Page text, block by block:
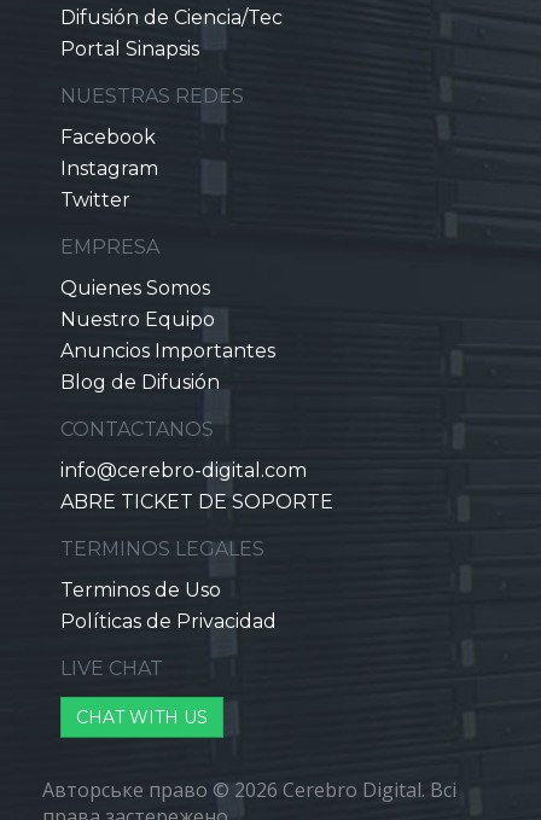
Difusión de Ciencia/Tec
Portal Sinapsis
NUESTRAS REDES
Facebook
Instagram
Twitter
EMPRESA
Quienes Somos
Nuestro Equipo
Anuncios Importantes
Blog de Difusión
CONTACTANOS
info@cerebro-digital.com
ABRE TICKET DE SOPORTE
TERMINOS LEGALES
Terminos de Uso
Políticas de Privacidad
LIVE CHAT
CHAT WITH US
Авторське право © 2026 Cerebro Digital. Всі